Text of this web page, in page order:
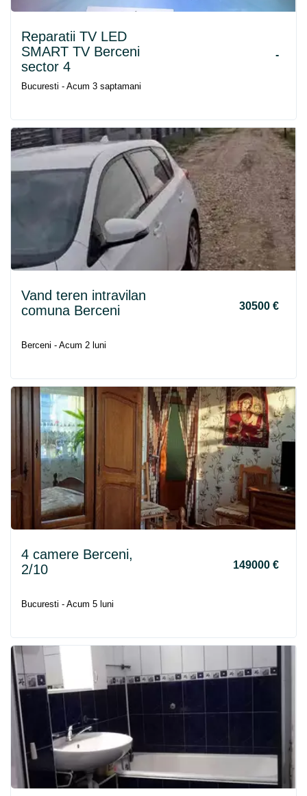
Reparatii TV LED
SMART TV Berceni
sector 4
-
Bucuresti - Acum 3 saptamani
Vand teren intravilan
comuna Berceni 30500 €
Berceni - Acum 2 luni
4 camere Berceni,
2/10
149000 €
Bucuresti - Acum 5 luni